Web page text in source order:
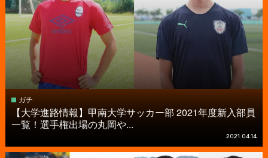
ガチ
【大学進路情報】甲南大学サッカー部 2021年度新入部員
一覧！選手権出場の丸岡や...
2021.04.14